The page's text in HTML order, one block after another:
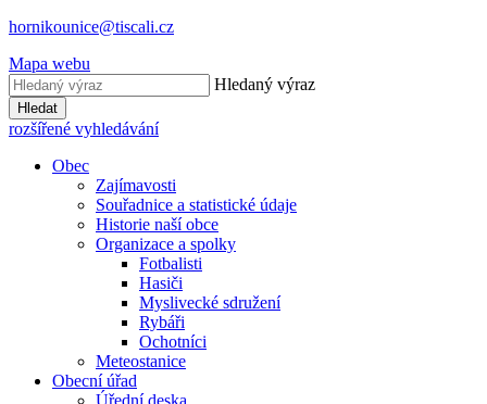
hornikounice@tiscali.cz
Mapa webu
Hledaný výraz
Hledat
rozšířené vyhledávání
Obec
Zajímavosti
Souřadnice a statistické údaje
Historie naší obce
Organizace a spolky
Fotbalisti
Hasiči
Myslivecké sdružení
Rybáři
Ochotníci
Meteostanice
Obecní úřad
Úřední deska